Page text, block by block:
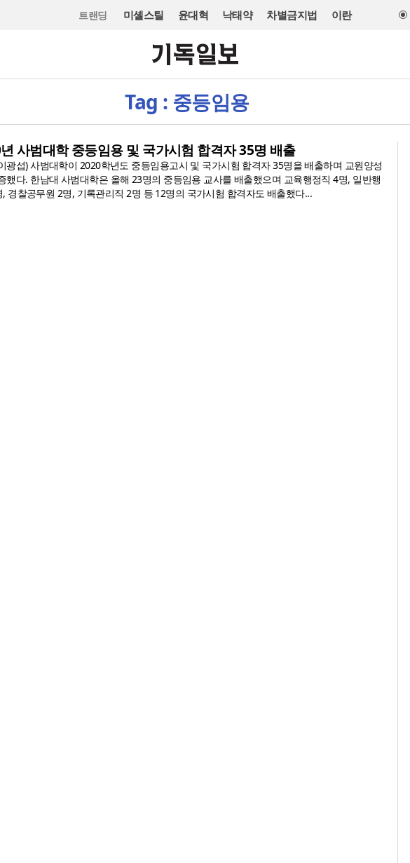
트랜딩 미셸스틸 윤대혁 낙태약 차별금지법 이란
Tag : 중등임용
사범대학 중등임용 및 국가시험 합격자 35명 배출
광섭) 사범대학이 2020학년도 중등임용고시 및 국가시험 합격자 35명을 배출하며 교원양성
했다. 한남대 사범대학은 올해 23명의 중등임용 교사를 배출했으며 교육행정직 4명, 일반행
경찰공무원 2명, 기록관리직 2명 등 12명의 국가시험 합격자도 배출했다...